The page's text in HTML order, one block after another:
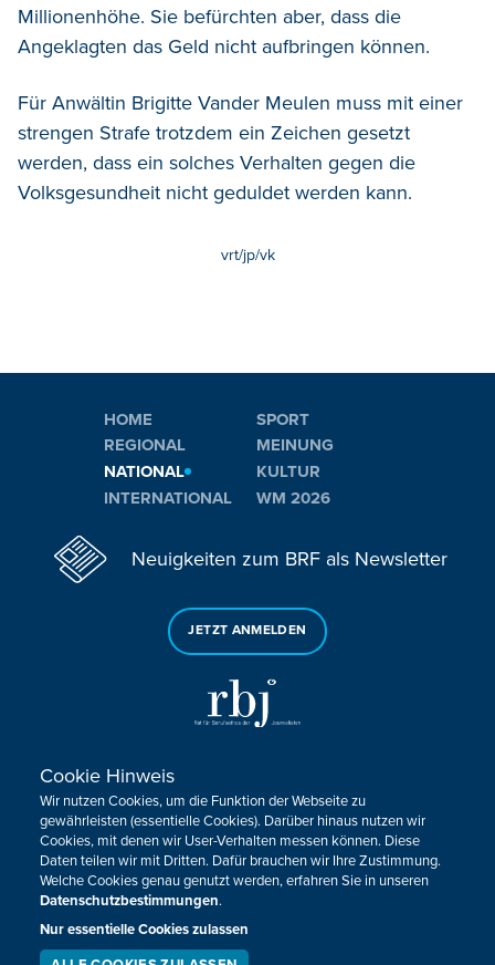
Millionenhöhe. Sie befürchten aber, dass die
Angeklagten das Geld nicht aufbringen können.
Für Anwältin Brigitte Vander Meulen muss mit einer
strengen Strafe trotzdem ein Zeichen gesetzt
werden, dass ein solches Verhalten gegen die
Volksgesundheit nicht geduldet werden kann.
vrt/jp/vk
HOME
REGIONAL
NATIONAL
INTERNATIONAL
SPORT
MEINUNG
KULTUR
WM 2026
Neuigkeiten zum BRF als Newsletter
JETZT ANMELDEN
Sie haben noch Fragen oder Anmerkungen?
KONTAKTIEREN SIE UNS!
Impressum Datenschutz Kontakt
Barrierefreiheit
Cookie-Zustimmung anpassen
Design, Konzept & Programmierung:
Cookie Hinweis
Wir nutzen Cookies, um die Funktion der Webseite zu
gewährleisten (essentielle Cookies). Darüber hinaus nutzen wir
Cookies, mit denen wir User-Verhalten messen können. Diese
Daten teilen wir mit Dritten. Dafür brauchen wir Ihre Zustimmung.
Welche Cookies genau genutzt werden, erfahren Sie in unseren
Datenschutzbestimmungen.
Nur essentielle Cookies zulassen